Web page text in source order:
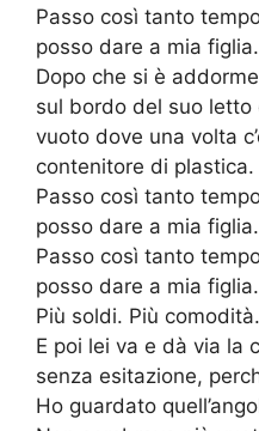
Passo così tanto
posso dare a mia figlia.
Dopo che si è
sul bordo del suo letto
vuoto dove una volta
contenitore di plastica.
Passo così tanto
posso dare a mia figlia.
Passo così tanto
posso dare a mia figlia.
Più soldi. Più
E poi lei va e dà via la
senza esitazione,
Ho guardato